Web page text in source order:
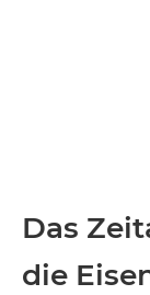
Das
die